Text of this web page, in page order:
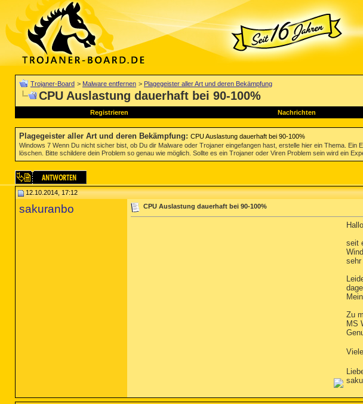
Trojaner-Board > Malware entfernen > Plagegeister aller Art und deren Bekämpfung
CPU Auslastung dauerhaft bei 90-100%
Registrieren Nachrichten
Plagegeister aller Art und deren Bekämpfung: CPU Auslastung dauerhaft bei 90-100%
Windows 7 Wenn Du nicht sicher bist, ob Du dir Malware oder Trojaner eingefangen hast, erstelle hier ein Thema.
löschen. Bitte schildere dein Problem so genau wie möglich. Sollte es ein Trojaner oder Viren Problem sein wird ein
12.10.2014, 17:12
sakuranbo CPU Auslastung dauerhaft bei 90-100%
seit
sehr
Zu
MS